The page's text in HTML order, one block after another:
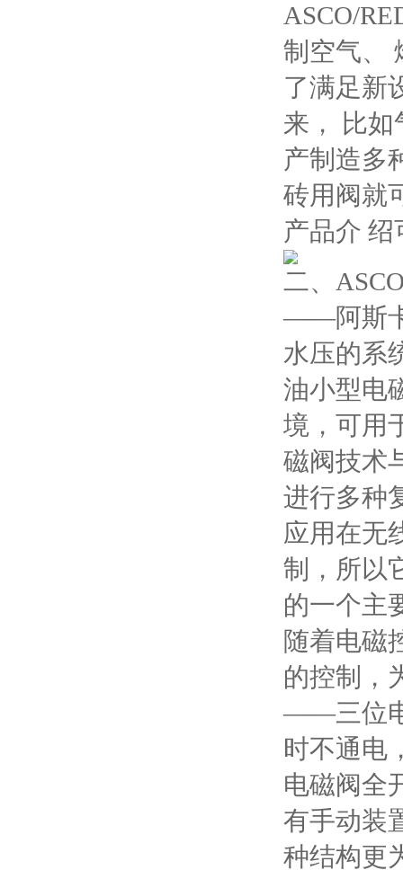
ASCO/
制空气、
了满足新
来， 比如
产制造多
砖用阀就
产品介
二、
——阿斯卡
水压的系
油小型电
境，可用
磁阀技术
进行多种
应用在无
制，所以
的一个主
随着电磁
的控制，
——三位电
时不通电
电磁阀全
有手动装
种结构更